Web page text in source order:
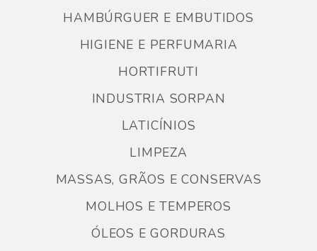
HAMBÚRGUER E EMBUTIDOS
HIGIENE E PERFUMARIA
HORTIFRUTI
INDUSTRIA SORPAN
LATICÍNIOS
LIMPEZA
MASSAS, GRÃOS E CONSERVAS
MOLHOS E TEMPEROS
ÓLEOS E GORDURAS